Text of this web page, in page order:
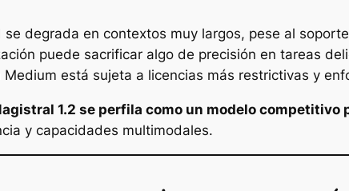
se degrada en contextos muy largos, pese al
puede sacrificar algo de precisión en tareas
Medium está sujeta a licencias más restrictivas y
1.2 se perfila como un modelo competitivo
y capacidades multimodales.